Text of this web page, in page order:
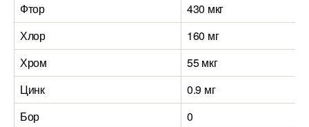
Фтор
430 мкг
Хлор
160 мг
Хром
55 мкг
Цинк
0.9 мг
Бор
0